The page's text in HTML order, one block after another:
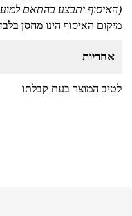
(האיסוף יתבצע בהתאם
מיקום האיסוף הינו מחסן
אחריות
לטיב המוצר בעת קבלתו